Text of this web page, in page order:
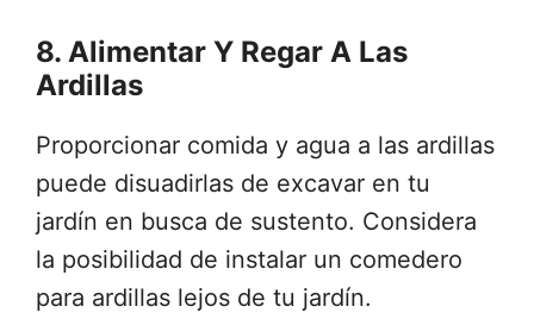
8. Alimentar Y Regar A Las
Ardillas
Proporcionar comida y agua a las ardillas
puede disuadirlas de excavar en tu
jardín en busca de sustento. Considera
la posibilidad de instalar un comedero
para ardillas lejos de tu jardín.